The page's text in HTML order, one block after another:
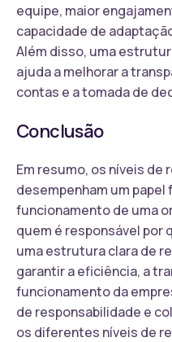
equipe, maior
capacidade de
Além disso, uma
ajuda a melhorar a
contas e a tomada de
Conclusão
Em resumo, os níveis de
desempenham um
funcionamento de uma
quem é responsável por
uma estrutura clara de
garantir a eficiência, a
funcionamento da
de responsabilidade e
os diferentes níveis de